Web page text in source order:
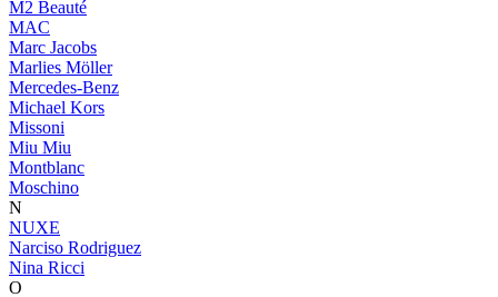
M2 Beauté
MAC
Marc Jacobs
Marlies Möller
Mercedes-Benz
Michael Kors
Missoni
Miu Miu
Montblanc
Moschino
N
NUXE
Narciso Rodriguez
Nina Ricci
O